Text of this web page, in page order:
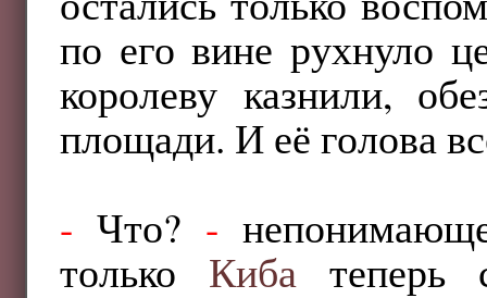
по его вине рухнуло
королеву казнили,
площади. И её голова
- Что? -
только Кибатеперь